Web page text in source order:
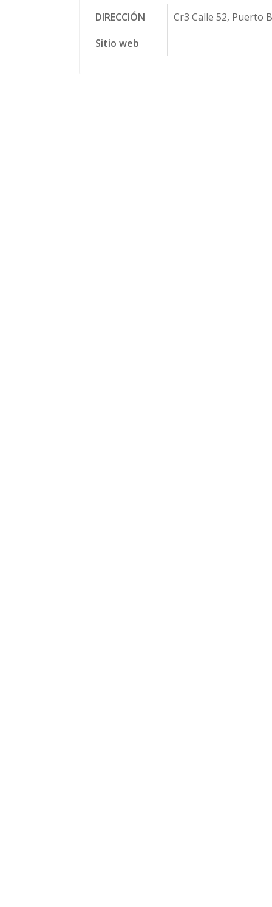
DIRECCIÓN
Cr3 Calle 52, Puerto
Sitio web